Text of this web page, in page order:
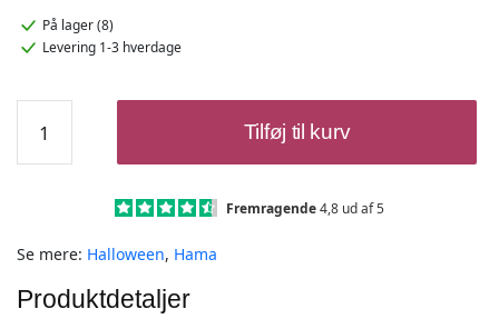
På lager (8)
Levering 1-3 hverdage
Perler
-
-
(207-
Tilføj til kurv
Fremragende4,8 ud af 5
Se mere: Halloween, Hama
Produktdetaljer